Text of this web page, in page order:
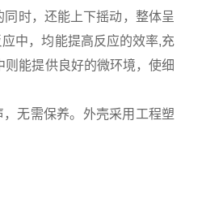
时，还能上下摇动，整体呈
中，均能提高反应的效率,充
则能提供良好的微环境，使细
无需保养。外壳采用工程塑